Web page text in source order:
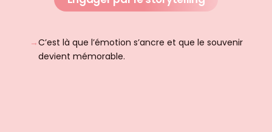
C’est là que l’émotion s’ancre et que le souvenir
devient mémorable.